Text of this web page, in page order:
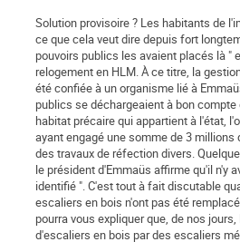
Solution provisoire ? Les habitants de
ce que cela veut dire depuis fort
pouvoirs publics les avaient placés là "
relogement en HLM. À ce titre, la
été confiée à un organisme lié à
publics se déchargeaient à bon
habitat précaire qui appartient à l'état,
ayant engagé une somme de 3 millions
des travaux de réfection divers.
le président d'Emmaüs affirme qu'il n'y
identifié ". C'est tout à fait discutable
escaliers en bois n'ont pas été
pourra vous expliquer que, de nos
d'escaliers en bois par des escaliers